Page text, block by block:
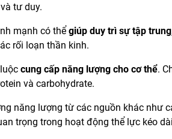
tư duy.
mạnh có thể giúp duy trì sự tập
rối loạn thần kinh.
cung cấp năng lượng cho cơ thể.
và carbohydrate.
năng lượng từ các nguồn khác như
trọng trong hoạt động thể lực kéo